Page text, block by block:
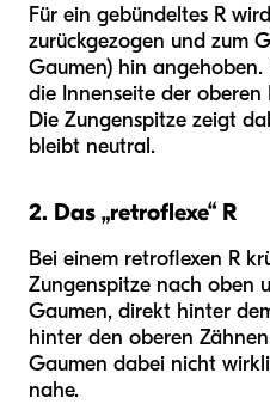
Für ein gebündeltes R
zurückgezogen und zum
Gaumen) hin
die Innenseite der
Die Zungenspitze zeigt
bleibt neutral.
2. Das „retroflexe“ R
Bei einem retroflexen R
Zungenspitze nach oben
Gaumen, direkt hinter
hinter den oberen
Gaumen dabei nicht
nahe.